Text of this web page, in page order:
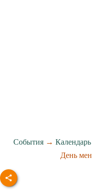
События→ Календарь
День